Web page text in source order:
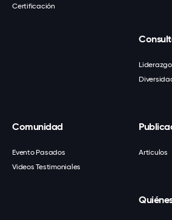
Certificación
Comunidad
Evento Pasados
Videos Testimoniales
Artículos